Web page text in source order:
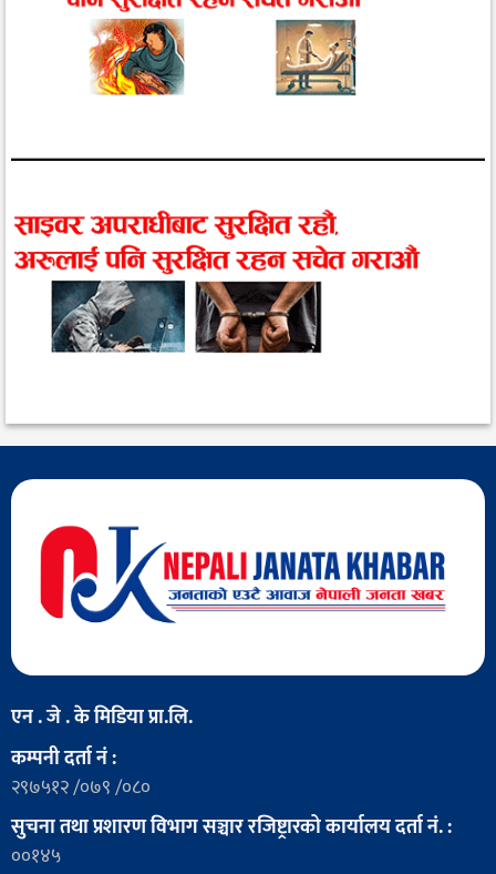
एन . जे . के मिडिया प्रा.लि.
कम्पनी दर्ता नं :
२९७५१२ /०७९ /०८०
सुचना तथा प्रशारण विभाग सञ्चार रजिष्ट्रारको कार्यालय दर्ता नं. :
००१४५